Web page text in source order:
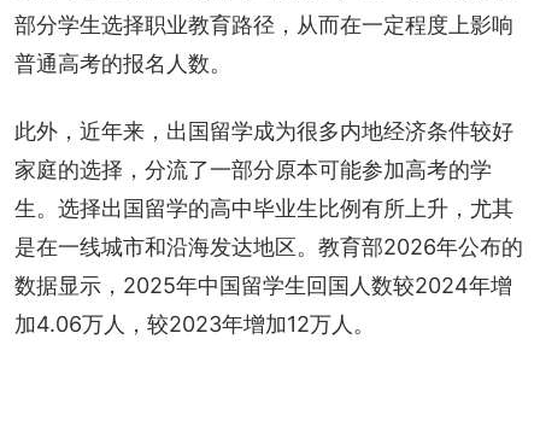
部分学生选择职业教育路径，从而在一定程度上影响
普通高考的报名人数。
此外，近年来，出国留学成为很多内地经济条件较好
家庭的选择，分流了一部分原本可能参加高考的学
生。选择出国留学的高中毕业生比例有所上升，尤其
是在一线城市和沿海发达地区。教育部2026年公布的
数据显示，2025年中国留学生回国人数较2024年增
加4.06万人，较2023年增加12万人。